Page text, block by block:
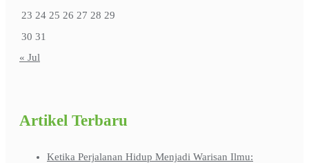
23 24 25 26 27 28 29
30 31
« Jul
Artikel Terbaru
Ketika Perjalanan Hidup Menjadi Warisan Ilmu: